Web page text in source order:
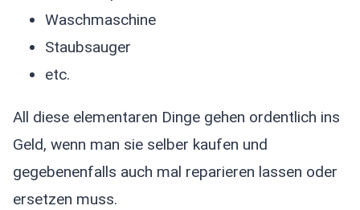
Waschmaschine
Staubsauger
etc.
All diese elementaren Dinge gehen ordentlich ins
Geld, wenn man sie selber kaufen und
gegebenenfalls auch mal reparieren lassen oder
ersetzen muss.